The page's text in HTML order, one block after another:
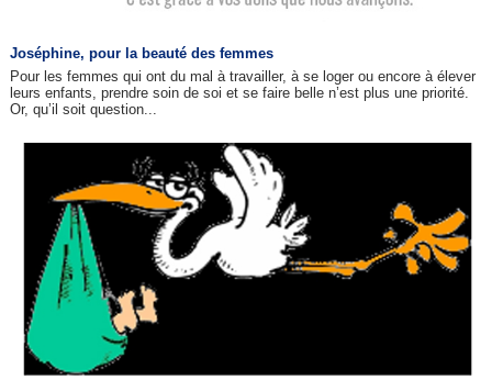
Joséphine, pour la beauté des femmes
Pour les femmes qui ont du mal à travailler, à se loger ou encore à élever
leurs enfants, prendre soin de soi et se faire belle n’est plus une priorité.
Or, qu’il soit question...